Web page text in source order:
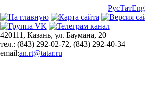
РусТатEng
420111, Казань, ул. Баумана, 20
тел.: (843) 292-02-72, (843) 292-40-34
email:an.rt@tatar.ru